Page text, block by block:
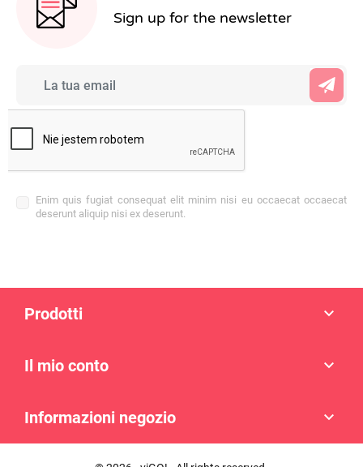
Sign up for the newsletter
Enim quis fugiat consequat elit minim nisi eu occaecat occaecat
deserunt aliquip nisi ex deserunt.
Prodotti 
Il mio conto 
Informazioni negozio 